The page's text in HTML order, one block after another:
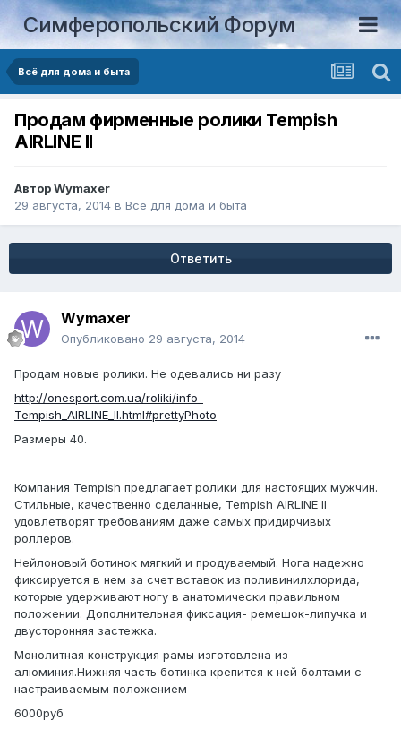
Симферопольский Форум
Всё для дома и быта
Продам фирменные ролики Tempish
AIRLINE II
АвторWymaxer
29 августа, 2014 в Всё для дома и быта
Ответить
Wymaxer
Опубликовано 29 августа, 2014
Продам новые ролики. Не одевались ни разу
http://onesport.com.ua/roliki/info-
Tempish_AIRLINE_II.html#prettyPhoto
Размеры 40.
Компания Tempish предлагает ролики для настоящих мужчин.
Стильные, качественно сделанные, Tempish AIRLINE II
удовлетворят требованиям даже самых придирчивых
роллеров.
Нейлоновый ботинок мягкий и продуваемый. Нога надежно
фиксируется в нем за счет вставок из поливинилхлорида,
которые удерживают ногу в анатомически правильном
положении. Дополнительная фиксация- ремешок-липучка и
двусторонняя застежка.
Монолитная конструкция рамы изготовлена из
алюминия.Нижняя часть ботинка крепится к ней болтами с
настраиваемым положением
6000руб